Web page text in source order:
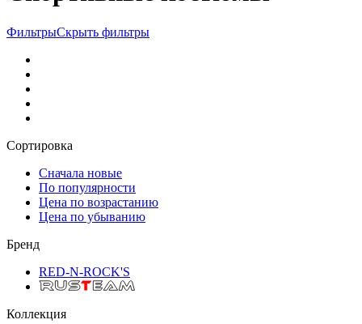
ФильтрыСкрыть фильтры
Сортировка
Сначала новые
По популярности
Цена по возрастанию
Цена по убыванию
Бренд
RED-N-ROCK'S
Коллекция